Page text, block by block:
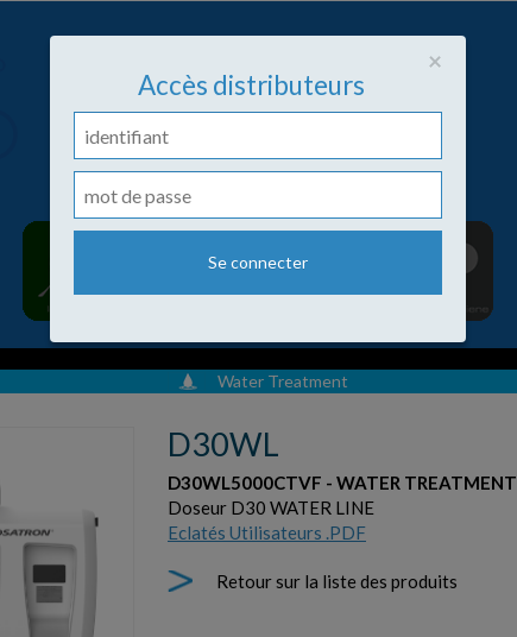
Water Treatment
D30WL
D30WL5000CTVF - WATER TREATMENT
Doseur D30 WATER LINE
Eclatés Utilisateurs .PDF
Retour sur la liste des produits
×
Accès distributeurs